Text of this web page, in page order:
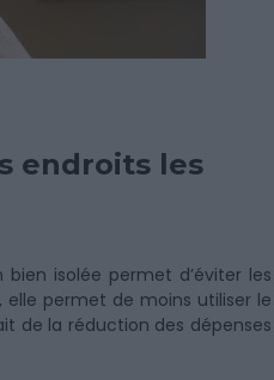
endroits les
isolée permet d’éviter les
permet de moins utiliser le
de la réduction des dépenses